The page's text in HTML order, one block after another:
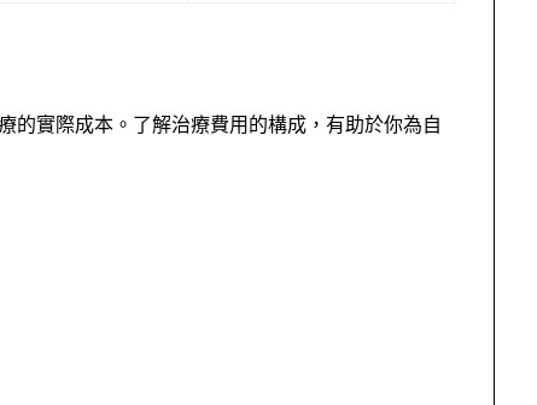
的實際成本。了解治療費用的構成，有助於你為自